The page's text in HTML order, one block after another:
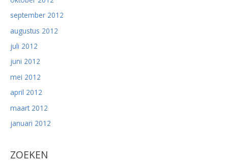
september 2012
augustus 2012
juli 2012
juni 2012
mei 2012
april 2012
maart 2012
januari 2012
ZOEKEN